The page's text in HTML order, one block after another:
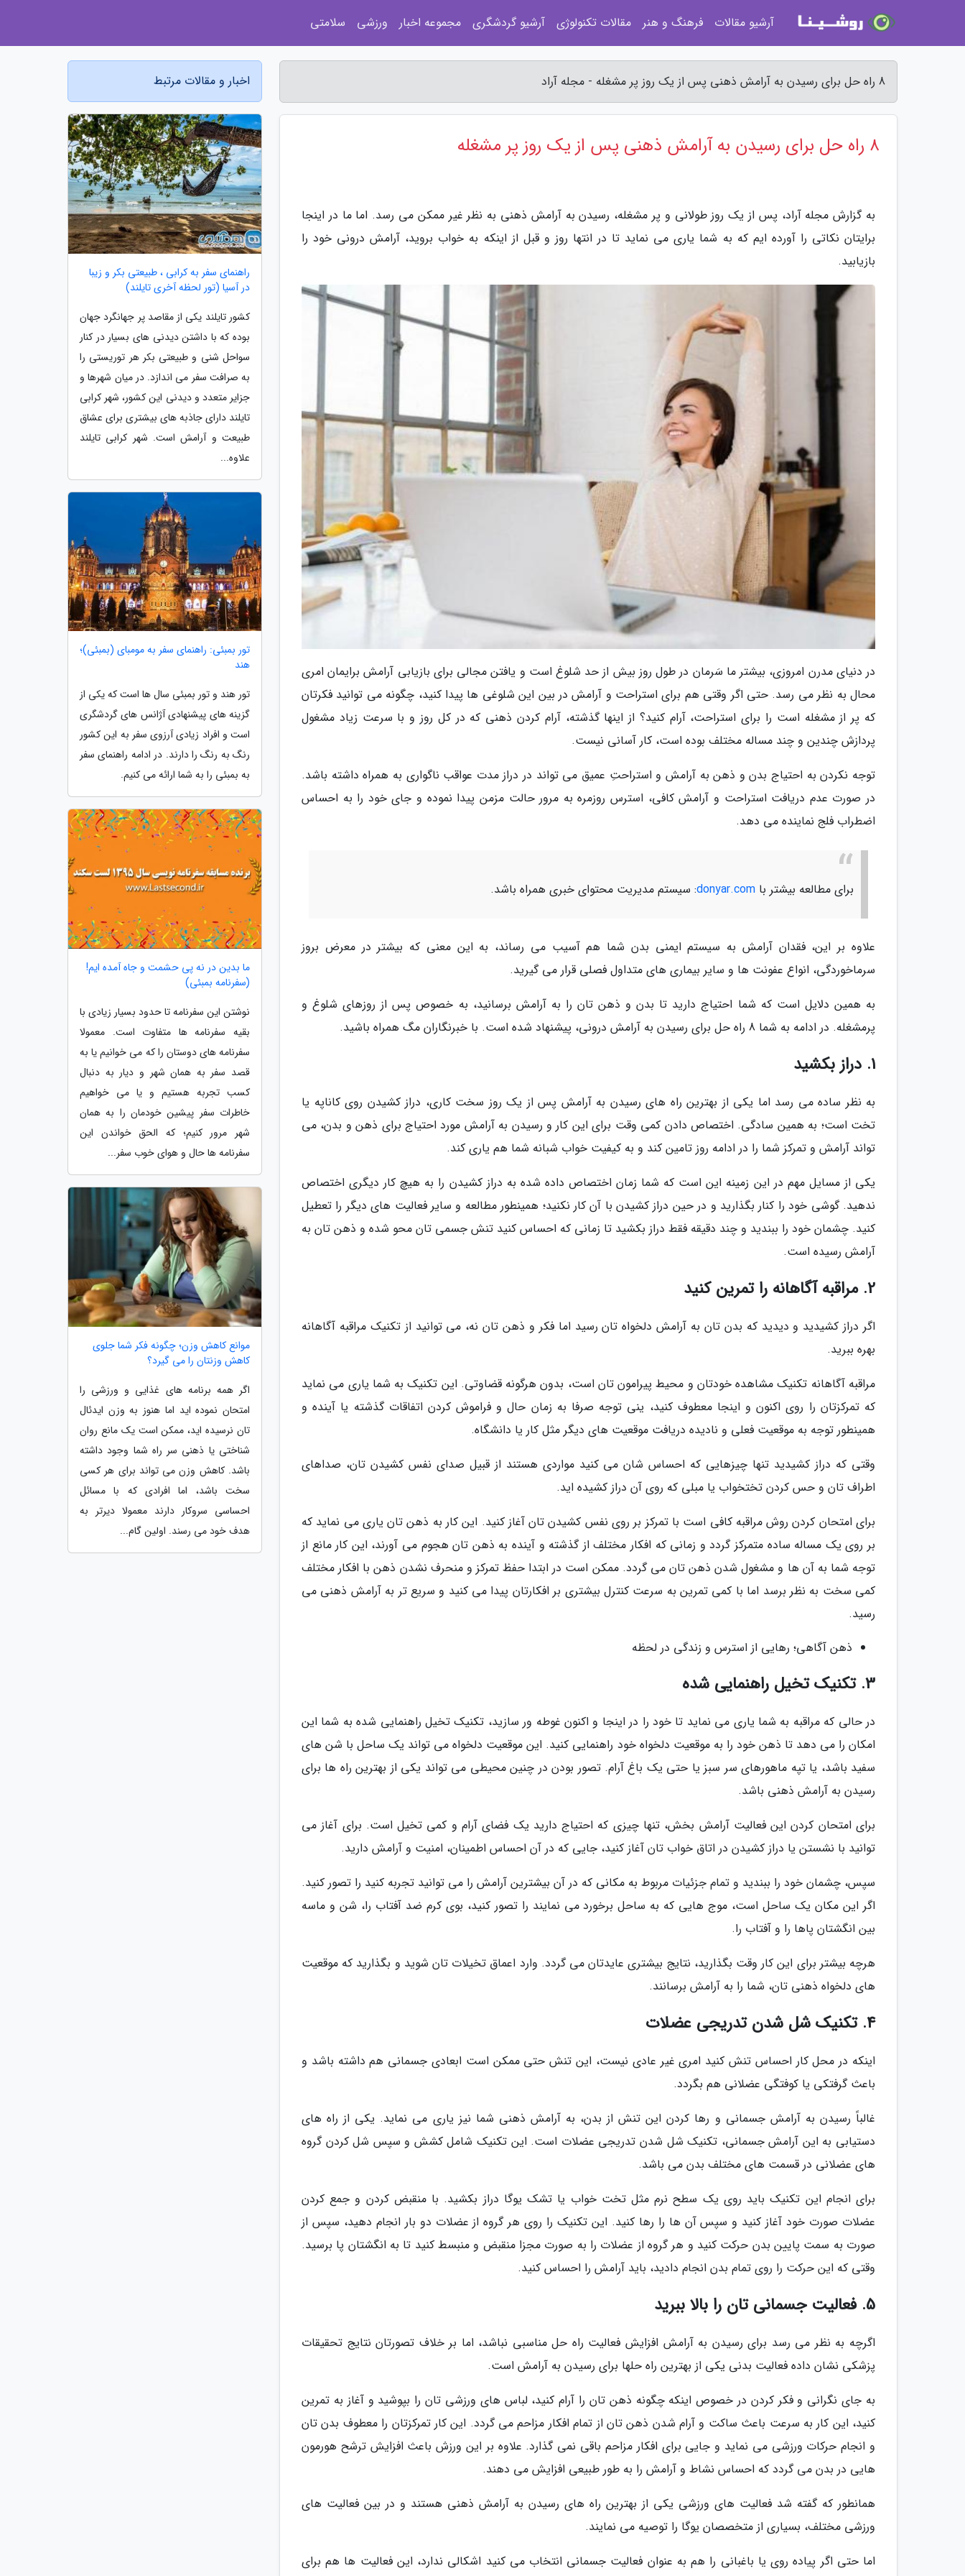
8 راه حل برای رسیدن به آرامش ذهنی پس از یک روز پر مشغله - مجله آراد
8 راه حل برای رسیدن به آرامش ذهنی پس از یک روز پر مشغله
به گزارش مجله آراد، پس از یک روز طولانی و پر مشغله، رسیدن به آرامش ذهنی به نظر غیر ممکن می رسد. اما ما در اینجا
برایتان نکاتی را آورده ایم که به شما یاری می نماید تا در انتها روز و قبل از اینکه به خواب بروید، آرامش درونی خود را
بازیابید.
در دنیای مدرن امروزی، بیشتر ما سَرمان در طول روز بیش از حد شلوغ است و یافتن مجالی برای بازیابی آرامش برایمان امری
محال به نظر می رسد. حتی اگر وقتی هم برای استراحت و آرامش در بین این شلوغی ها پیدا کنید، چگونه می توانید فکرتان
که پر از مشغله است را برای استراحت، آرام کنید؟ از اینها گذشته، آرام کردن ذهنی که در کل روز و با سرعت زیاد مشغول
پردازش چندین و چند مساله مختلف بوده است، کار آسانی نیست.
توجه نکردن به احتیاج بدن و ذهن به آرامش و استراحتِ عمیق می تواند در دراز مدت عواقب ناگواری به همراه داشته باشد.
در صورت عدم دریافت استراحت و آرامش کافی، استرس روزمره به مرور حالت مزمن پیدا نموده و جای خود را به احساس
اضطراب فلج نماینده می دهد.
برای مطالعه بیشتر با donyar.com: سیستم مدیریت محتوای خبری همراه باشد.
علاوه بر این، فقدان آرامش به سیستم ایمنی بدن شما هم آسیب می رساند، به این معنی که بیشتر در معرض بروز
سرماخوردگی، انواع عفونت ها و سایر بیماری های متداول فصلی قرار می گیرید.
به همین دلایل است که شما احتیاج دارید تا بدن و ذهن تان را به آرامش برسانید، به خصوص پس از روزهای شلوغ و
پرمشغله. در ادامه به شما 8 راه حل برای رسیدن به آرامش درونی، پیشنهاد شده است. با خبرنگاران مگ همراه باشید.
1. دراز بکشید
به نظر ساده می رسد اما یکی از بهترین راه های رسیدن به آرامش پس از یک روز سخت کاری، دراز کشیدن روی کاناپه یا
تخت است؛ به همین سادگی. اختصاص دادن کمی وقت برای این کار و رسیدن به آرامش مورد احتیاج برای ذهن و بدن، می
تواند آرامش و تمرکز شما را در ادامه روز تامین کند و به کیفیت خواب شبانه شما هم یاری کند.
یکی از مسایل مهم در این زمینه این است که شما زمان اختصاص داده شده به دراز کشیدن را به هیچ کار دیگری اختصاص
ندهید. گوشی خود را کنار بگذارید و در حین دراز کشیدن با آن کار نکنید؛ همینطور مطالعه و سایر فعالیت های دیگر را تعطیل
کنید. چشمان خود را ببندید و چند دقیقه فقط دراز بکشید تا زمانی که احساس کنید تنش جسمی تان محو شده و ذهن تان به
آرامش رسیده است.
2. مراقبه آگاهانه را تمرین کنید
اگر دراز کشیدید و دیدید که بدن تان به آرامش دلخواه تان رسید اما فکر و ذهن تان نه، می توانید از تکنیک مراقبه آگاهانه
بهره ببرید.
مراقبه آگاهانه تکنیک مشاهده خودتان و محیط پیرامون تان است، بدون هرگونه قضاوتی. این تکنیک به شما یاری می نماید
که تمرکزتان را روی اکنون و اینجا معطوف کنید، ینی توجه صرفا به زمان حال و فراموش کردن اتفاقات گذشته یا آینده و
همینطور توجه به موقعیت فعلی و نادیده دریافت موقعیت های دیگر مثل کار یا دانشگاه.
وقتی که دراز کشیدید تنها چیزهایی که احساس شان می کنید مواردی هستند از قبیل صدای نفس کشیدن تان، صداهای
اطراف تان و حس کردن تختخواب یا مبلی که روی آن دراز کشیده اید.
برای امتحان کردن روش مراقبه کافی است با تمرکز بر روی نفس کشیدن تان آغاز کنید. این کار به ذهن تان یاری می نماید که
بر روی یک مساله ساده متمرکز گردد و زمانی که افکار مختلف از گذشته و آینده به ذهن تان هجوم می آورند، این کار مانع از
توجه شما به آن ها و مشغول شدن ذهن تان می گردد. ممکن است در ابتدا حفظ تمرکز و منحرف نشدن ذهن با افکار مختلف
کمی سخت به نظر برسد اما با کمی تمرین به سرعت کنترل بیشتری بر افکارتان پیدا می کنید و سریع تر به آرامش ذهنی می
رسید.
ذهن آگاهی؛ رهایی از استرس و زندگی در لحظه
3. تکنیک تخیل راهنمایی شده
در حالی که مراقبه به شما یاری می نماید تا خود را در اینجا و اکنون غوطه ور سازید، تکنیک تخیل راهنمایی شده به شما این
امکان را می دهد تا ذهن خود را به موقعیت دلخواه خود راهنمایی کنید. این موقعیت دلخواه می تواند یک ساحل با شن های
سفید باشد، یا تپه ماهورهای سر سبز یا حتی یک باغ آرام. تصور بودن در چنین محیطی می تواند یکی از بهترین راه ها برای
رسیدن به آرامش ذهنی باشد.
برای امتحان کردن این فعالیت آرامش بخش، تنها چیزی که احتیاج دارید یک فضای آرام و کمی تخیل است. برای آغاز می
توانید با نشستن یا دراز کشیدن در اتاق خواب تان آغاز کنید، جایی که در آن احساس اطمینان، امنیت و آرامش دارید.
سپس، چشمان خود را ببندید و تمام جزئیات مربوط به مکانی که در آن بیشترین آرامش را می توانید تجربه کنید را تصور کنید.
اگر این مکان یک ساحل است، موج هایی که به ساحل برخورد می نمایند را تصور کنید، بوی کرم ضد آفتاب را، شن و ماسه
بین انگشتان پاها را و آفتاب را.
هرچه بیشتر برای این کار وقت بگذارید، نتایج بیشتری عایدتان می گردد. وارد اعماق تخیلات تان شوید و بگذارید که موقعیت
های دلخواه ذهنی تان، شما را به آرامش برسانند.
4. تکنیک شل شدن تدریجی عضلات
اینکه در محل کار احساس تنش کنید امری غیر عادی نیست، این تنش حتی ممکن است ابعادی جسمانی هم داشته باشد و
باعث گرفتکی یا کوفتگی عضلانی هم بگردد.
غالباً رسیدن به آرامش جسمانی و رها کردن این تنش از بدن، به آرامش ذهنی شما نیز یاری می نماید. یکی از راه های
دستیابی به این آرامش جسمانی، تکنیک شل شدن تدریجی عضلات است. این تکنیک شامل کشش و سپس شل کردن گروه
های عضلانی در قسمت های مختلف بدن می باشد.
برای انجام این تکنیک باید روی یک سطح نرم مثل تخت خواب یا تشک یوگا دراز بکشید. با منقبض کردن و جمع کردن
عضلات صورت خود آغاز کنید و سپس آن ها را رها کنید. این تکنیک را روی هر گروه از عضلات دو بار انجام دهید، سپس از
صورت به سمت پایین بدن حرکت کنید و هر گروه از عضلات را به صورت مجزا منقبض و منبسط کنید تا به انگشتان پا برسید.
وقتی که این حرکت را روی تمام بدن انجام دادید، باید آرامش را احساس کنید.
5. فعالیت جسمانی تان را بالا ببرید
اگرچه به نظر می رسد برای رسیدن به آرامش افزایش فعالیت راه حل مناسبی نباشد، اما بر خلاف تصورتان نتایج تحقیقات
پزشکی نشان داده فعالیت بدنی یکی از بهترین راه حلها برای رسیدن به آرامش است.
به جای نگرانی و فکر کردن در خصوص اینکه چگونه ذهن تان را آرام کنید، لباس های ورزشی تان را بپوشید و آغاز به تمرین
کنید، این کار به سرعت باعث ساکت و آرام شدن ذهن تان از تمام افکار مزاحم می گردد. این کار تمرکزتان را معطوف بدن تان
و انجام حرکات ورزشی می نماید و جایی برای افکار مزاحم باقی نمی گذارد. علاوه بر این ورزش باعث افزایش ترشح هورمون
هایی در بدن می گردد که احساس نشاط و آرامش را به طور طبیعی افزایش می دهند.
همانطور که گفته شد فعالیت های ورزشی یکی از بهترین راه های رسیدن به آرامش ذهنی هستند و در بین فعالیت های
ورزشی مختلف، بسیاری از متخصصان یوگا را توصیه می نمایند.
اما حتی اگر پیاده روی یا باغبانی را هم به عنوان فعالیت جسمانی انتخاب می کنید اشکالی ندارد، این فعالیت ها هم برای
اخبار و مقالات مرتبط
راهنمای سفر به کرابی ، طبیعتی بکر و زیبا
در آسیا (تور لحظه آخری تایلند)
کشور تایلند یکی از مقاصد پر جهانگرد جهان
بوده که با داشتن دیدنی های بسیار در کنار
سواحل شنی و طبیعتی بکر هر توریستی را
به صرافت سفر می اندازد. در میان شهرها و
جزایر متعدد و دیدنی این کشور، شهر کرابی
تایلند دارای جاذبه های بیشتری برای عشاق
طبیعت و آرامش است. شهر کرابی تایلند
علاوه...
تور بمبئی: راهنمای سفر به مومبای (بمبئی)؛
هند
تور هند و تور بمبئی سال ها است که یکی از
گزینه های پیشنهادی آژانس های گردشگری
است و افراد زیادی آرزوی سفر به این کشور
رنگ به رنگ را دارند. در ادامه راهنمای سفر
به بمبئی را به شما ارائه می کنیم.
ما بدین در نه پی حشمت و جاه آمده ایم!
(سفرنامه بمبئی)
نوشتن این سفرنامه تا حدود بسیار زیادی با
بقیه سفرنامه ها متفاوت است. معمولا
سفرنامه های دوستان را که می خوانیم یا به
قصد سفر به همان شهر و دیار به دنبال
کسب تجربه هستیم و یا می خواهیم
خاطرات سفر پیشین خودمان را به همان
شهر مرور کنیم؛ که الحق خواندن این
سفرنامه ها حال و هوای خوب سفر...
موانع کاهش وزن؛ چگونه فکر شما جلوی
کاهش وزنتان را می گیرد؟
اگر همه برنامه های غذایی و ورزشی را
امتحان نموده اید اما هنوز به وزن ایدئال
تان نرسیده اید، ممکن است یک مانع روان
شناختی یا ذهنی سر راه شما وجود داشته
باشد. کاهش وزن می تواند برای هر کسی
سخت باشد، اما افرادی که با مسائل
احساسی سروکار دارند معمولا دیرتر به
هدف خود می رسند. اولین گام...
آرشیو مقالات فرهنگ و هنر مقالات تکنولوژی آرشیو گردشگری مجموعه اخبار ورزشی سلامتی